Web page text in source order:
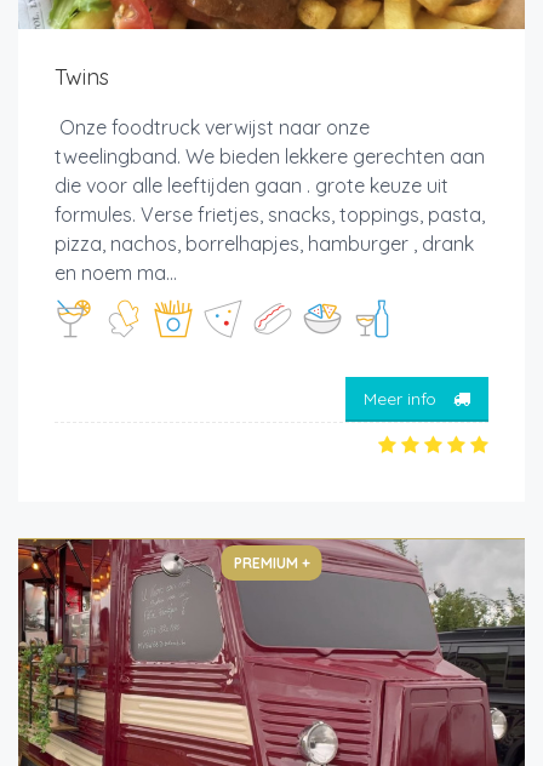
Twins
Onze foodtruck verwijst naar onze
tweelingband. We bieden lekkere gerechten aan
die voor alle leeftijden gaan . grote keuze uit
formules. Verse frietjes, snacks, toppings, pasta,
pizza, nachos, borrelhapjes, hamburger , drank
en noem ma...
Meer info
PREMIUM +